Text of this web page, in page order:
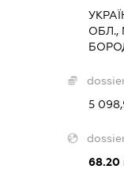
ОБЛ.,
5
68.20